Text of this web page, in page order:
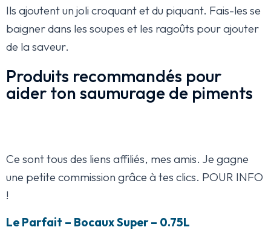
Ils ajoutent un joli croquant et du piquant. Fais-les se
baigner dans les soupes et les ragoûts pour ajouter
de la saveur.
Produits recommandés pour
aider ton saumurage de piments
Ce sont tous des liens affiliés, mes amis. Je gagne
une petite commission grâce à tes clics. POUR INFO
!
Le Parfait – Bocaux Super – 0.75L